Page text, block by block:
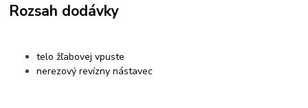
Rozsah dodávky
telo žľabovej vpuste
nerezový revízny nástavec